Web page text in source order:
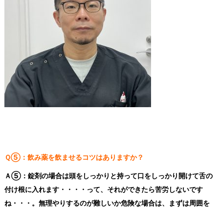
Ｑ⑤：飲み薬を飲ませるコツはありますか？
Ａ⑤：錠剤の場合は頭をしっかりと持って口をしっかり開けて舌の
付け根に入れます・・・・って、それができたら苦労しないです
ね・・・。無理やりするのが難しいか危険な場合は、まずは周囲を